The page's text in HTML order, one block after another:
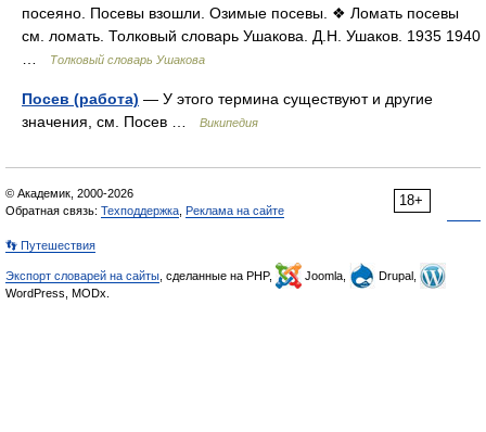
посеяно. Посевы взошли. Озимые посевы. ❖ Ломать посевы
см. ломать. Толковый словарь Ушакова. Д.Н. Ушаков. 1935 1940
Толковый словарь Ушакова
Посев (работа) — У этого термина существуют и другие
значения, см. Посев …
Википедия
18+
© Академик, 2000-2026
Обратная связь: Техподдержка Реклама на сайте
👣 Путешествия
Экспорт словарей на сайты , сделанные на PHP, Joomla,
Drupal,
WordPress, MODx.